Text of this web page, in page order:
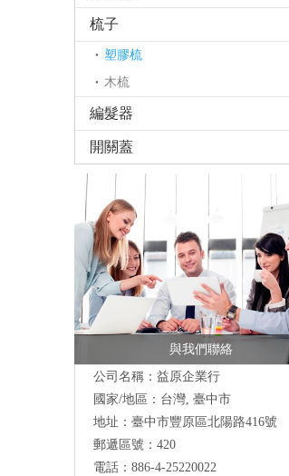
梳子
塑膠梳
木梳
編髮器
開關蓋
與我們聯絡
公司名稱：益原企業行
國家/地區：台灣, 臺中市
地址： 臺中市豐原區北陽路416號
郵遞區號：420
電話：886-4-25220022